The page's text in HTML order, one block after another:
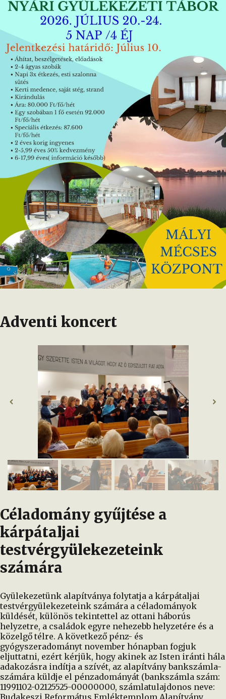
Adventi koncert
Céladomány gyűjtése a
kárpátaljai
testvérgyülekezeteink
számára
Gyülekezetünk alapítványa folytatja a kárpátaljai
testvérgyülekezeteink számára a céladományok
küldését, különös tekintettel az ottani háborús
helyzetre, a családok egyre nehezebb helyzetére és a
közelgő télre. A következő pénz- és
gyógyszeradományt november hónapban fogjuk
eljuttatni, ezért kérjük, hogy akinek az Isten iránti hála
adakozásra indítja a szívét, az alapítvány bankszámla-
számára küldje el pénzadományát (bankszámla szám:
11991102-02125525-00000000, számlatulajdonos neve: